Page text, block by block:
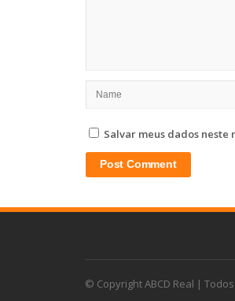
Salvar meus dados
© Copyright ABCD Real |